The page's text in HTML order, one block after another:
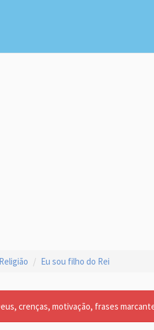
Eu sou filho do Rei
crenças, motivação, frases